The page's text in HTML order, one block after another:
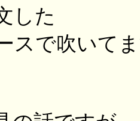
した
スで吹いて